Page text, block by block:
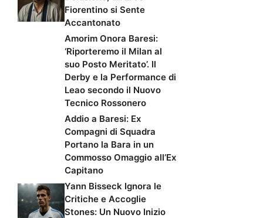
Fiorentino si Sente
Accantonato
Amorim Onora Baresi:
‘Riporteremo il Milan al
suo Posto Meritato’. Il
Derby e la Performance di
Leao secondo il Nuovo
Tecnico Rossonero
Addio a Baresi: Ex
Compagni di Squadra
Portano la Bara in un
Commosso Omaggio all’Ex
Capitano
Yann Bisseck Ignora le
Critiche e Accoglie
Stones: Un Nuovo Inizio